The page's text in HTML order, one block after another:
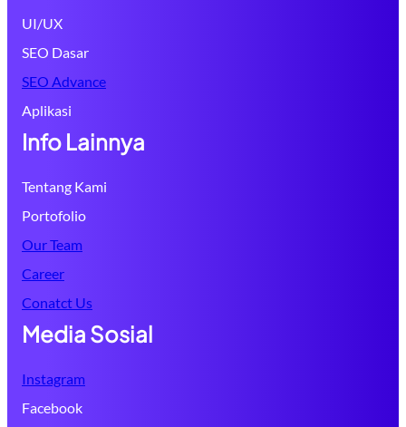
UI/UX
SEO Dasar
SEO Advance
Aplikasi
Info Lainnya
Tentang Kami
Portofolio
Our Team
Career
Conatct Us
Media Sosial
Instagram
Facebook